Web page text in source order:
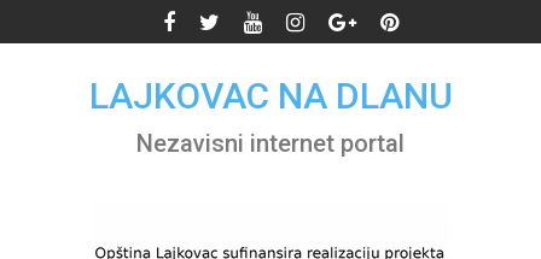
to
LAJKOVAC NA DLANU
Nezavisni internet portal